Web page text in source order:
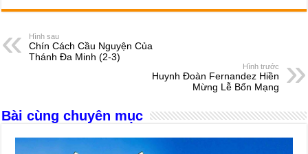
c
e
b
k
ss
n
at
A
e
d
s
er ail ar
Hình sau
Chín Cách Cầu Nguyện Của
Thánh Đa Minh (2-3)
Hình trước
Huynh Đoàn Fernandez Hiền
Mừng Lễ Bổn Mạng
Bài cùng chuyên mục